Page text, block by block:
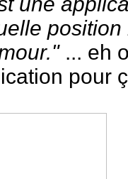
position
... eh
pour